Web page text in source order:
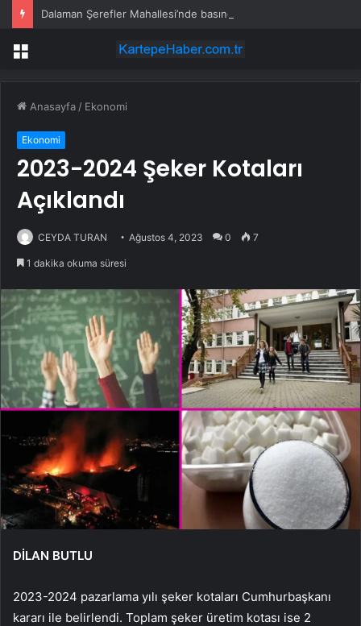
Dalaman Şerefler Mahallesi’nde basınç sorunu giderildi
Menü
Anasayfa / Ekonomi
Ekonomi
2023-2024 Şeker Kotaları
Açıklandı
CEYDA TURAN Ağustos 4, 2023 0 7
1 dakika okuma süresi
DİLAN BUTLU
2023-2024 pazarlama yılı şeker kotaları Cumhurbaşkanı
kararı ile belirlendi. Toplam şeker üretim kotası ise 2